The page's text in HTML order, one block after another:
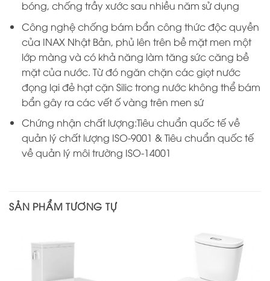
bóng, chống trầy xước sau nhiều năm sử dụng
Công nghệ chống bám bẩn công thức độc quyền
của INAX Nhật Bản, phủ lên trên bề mặt men một
lớp màng và có khả năng làm tăng sức căng bề
mặt của nước. Từ đó ngăn chặn các giọt nước
đọng lại đẻ hạt cặn Silic trong nước không thể bám
bẩn gây ra các vết ố vàng trên men sứ
Chứng nhận chất lượng:Tiêu chuẩn quốc tế về
quản lý chất lượng ISO-9001 & Tiêu chuẩn quốc tế
về quản lý môi trường ISO-14001
SẢN PHẨM TƯƠNG TỰ